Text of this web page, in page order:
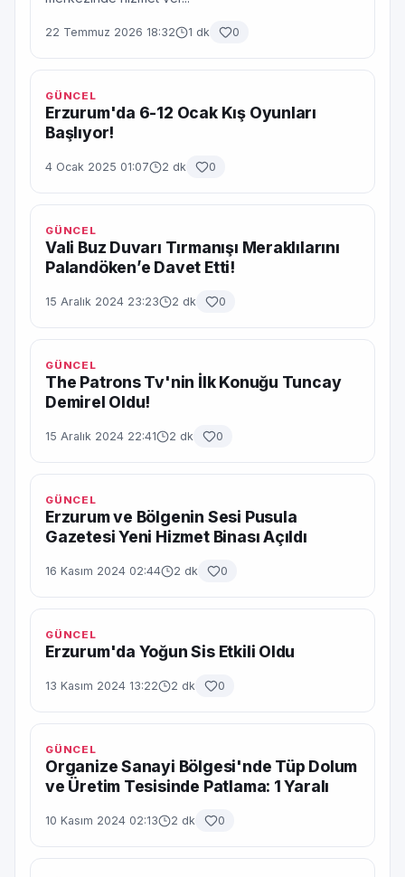
22 Temmuz 2026 18:32 1 dk 0
GÜNCEL
Erzurum'da 6-12 Ocak Kış Oyunları
Başlıyor!
4 Ocak 2025 01:07 2 dk 0
GÜNCEL
Vali Buz Duvarı Tırmanışı Meraklılarını
Palandöken’e Davet Etti!
15 Aralık 2024 23:23 2 dk 0
GÜNCEL
The Patrons Tv'nin İlk Konuğu Tuncay
Demirel Oldu!
15 Aralık 2024 22:41 2 dk 0
GÜNCEL
Erzurum ve Bölgenin Sesi Pusula
Gazetesi Yeni Hizmet Binası Açıldı
16 Kasım 2024 02:44 2 dk 0
GÜNCEL
Erzurum'da Yoğun Sis Etkili Oldu
13 Kasım 2024 13:22 2 dk 0
GÜNCEL
Organize Sanayi Bölgesi'nde Tüp Dolum
ve Üretim Tesisinde Patlama: 1 Yaralı
10 Kasım 2024 02:13 2 dk 0